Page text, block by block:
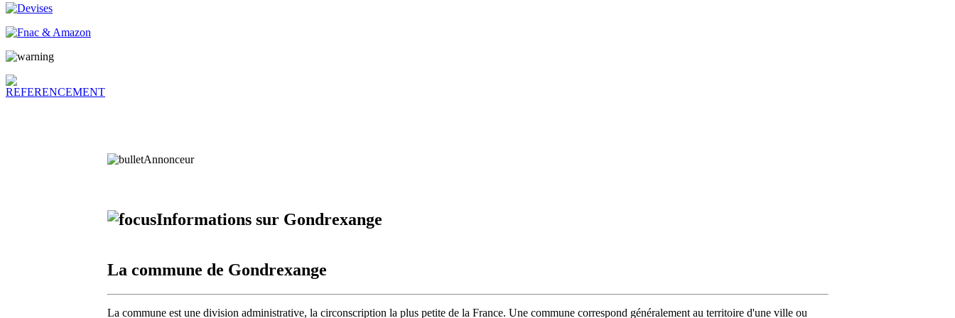
Annonceur
Informations sur Gondrexange
La commune de Gondrexange
La commune est une division administrative, la circonscription la plus petite de la France. Une commune correspond généralement au territoire d'une ville ou